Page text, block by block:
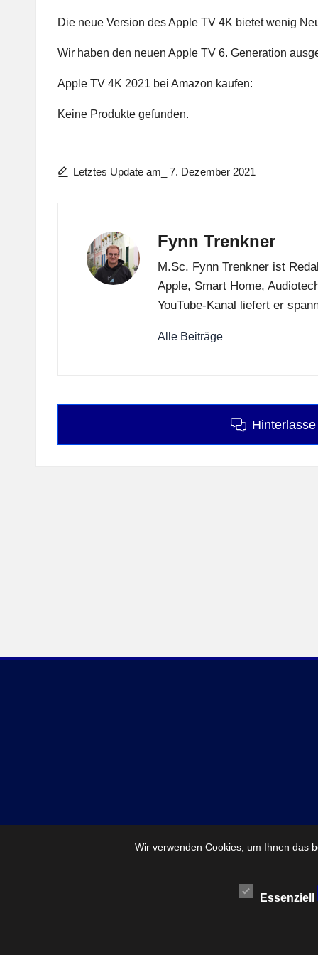
Die neue Version des Apple TV 4K bietet wenig
Wir haben den neuen Apple TV 6. Generation
Apple TV 4K 2021 bei Amazon kaufen:
Keine Produkte gefunden.
Letztes Update am_ 7. Dezember 2021
Fynn Trenkner
M.Sc. Fynn Trenkner ist
Apple, Smart Home,
YouTube-Kanal liefert er
Alle Beiträge
Wir verwenden Cookies, um Ihnen das
Essenziell